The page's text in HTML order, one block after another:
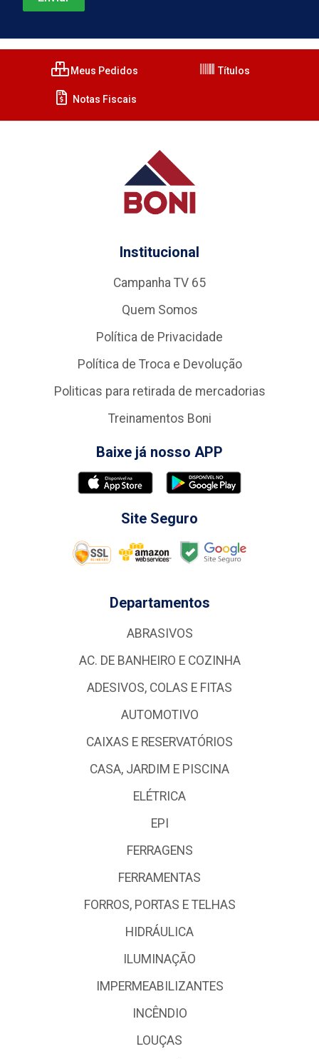
Meus Pedidos Títulos
Notas Fiscais
Institucional
Campanha TV 65
Quem Somos
Política de Privacidade
Política de Troca e Devolução
Politicas para retirada de mercadorias
Treinamentos Boni
Baixe já nosso APP
Site Seguro
Departamentos
ABRASIVOS
AC. DE BANHEIRO E COZINHA
ADESIVOS, COLAS E FITAS
AUTOMOTIVO
CAIXAS E RESERVATÓRIOS
CASA, JARDIM E PISCINA
ELÉTRICA
EPI
FERRAGENS
FERRAMENTAS
FORROS, PORTAS E TELHAS
HIDRÁULICA
ILUMINAÇÃO
IMPERMEABILIZANTES
INCÊNDIO
LOUÇAS